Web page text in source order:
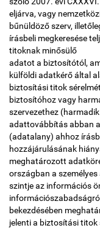
eljárva, vagy
bűnüldöző szerv,
írásbeli megkeresése
titoknak minősülő
adatot a biztosítótól,
külföldi adatkérő által
biztosítási titok
biztosítóhoz vagy
szervezethez
adattovábbítás abban
(adatalany) ahhoz
hozzájárulásának
meghatározott
országban a
szintje az információs
bekezdésében
jelenti a biztosítási